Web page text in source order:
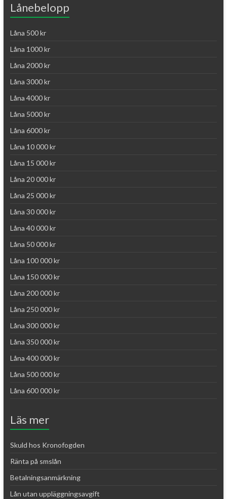
Lånebelopp
Låna 500 kr
Låna 1000 kr
Låna 2000 kr
Låna 3000 kr
Låna 4000 kr
Låna 5000 kr
Låna 6000 kr
Låna 10 000 kr
Låna 15 000 kr
Låna 20 000 kr
Låna 25 000 kr
Låna 30 000 kr
Låna 40 000 kr
Låna 50 000 kr
Låna 100 000 kr
Låna 150 000 kr
Låna 200 000 kr
Låna 250 000 kr
Låna 300 000 kr
Låna 350 000 kr
Låna 400 000 kr
Låna 500 000 kr
Låna 600 000 kr
Läs mer
Skuld hos Kronofogden
Ränta på smslån
Betalningsanmärkning
Lån utan uppläggningsavgift